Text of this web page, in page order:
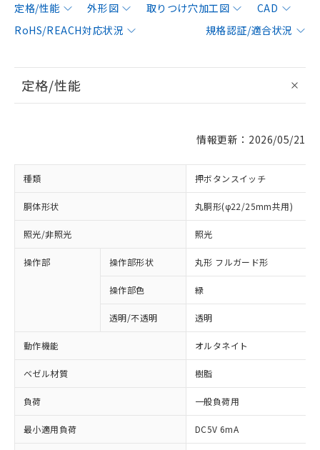
定格/性能 外形図 取りつけ穴加工図
CAD
RoHS/REACH対応状況
規格認証/適合状況
定格/性能
情報更新：2026/05/21
種類 押ボタンスイッチ
胴体形状 丸胴形(φ22/25mm共用)
照光/非照光 照光
操作部 操作部形状 丸形 フルガード形
操作部色 緑
透明/不透明 透明
動作機能 オルタネイト
ベゼル材質 樹脂
負荷 一般負荷用
最小適用負荷 DC5V 6mA